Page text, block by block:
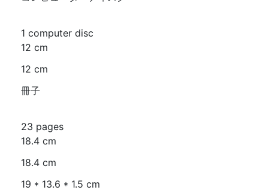
1 computer disc
12 cm
12 cm
冊子
23 pages
18.4 cm
18.4 cm
19 * 13.6 * 1.5 cm